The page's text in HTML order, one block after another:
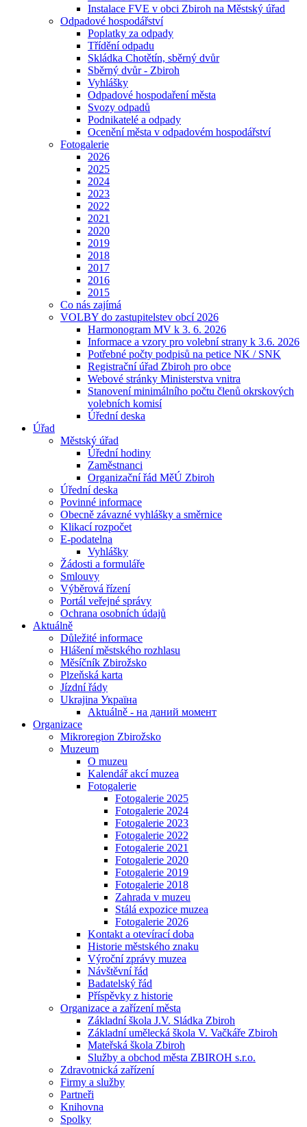
Instalace FVE v obci Zbiroh na Městský úřad
Odpadové hospodářství
Poplatky za odpady
Třídění odpadu
Skládka Chotětín, sběrný dvůr
Sběrný dvůr - Zbiroh
Vyhlášky
Odpadové hospodaření města
Svozy odpadů
Podnikatelé a odpady
Ocenění města v odpadovém hospodářství
Fotogalerie
2026
2025
2024
2023
2022
2021
2020
2019
2018
2017
2016
2015
Co nás zajímá
VOLBY do zastupitelstev obcí 2026
Harmonogram MV k 3. 6. 2026
Informace a vzory pro volební strany k 3.6. 2026
Potřebné počty podpisů na petice NK / SNK
Registrační úřad Zbiroh pro obce
Webové stránky Ministerstva vnitra
Stanovení minimálního počtu členů okrskových
volebních komisí
Úřední deska
Úřad
Městský úřad
Úřední hodiny
Zaměstnanci
Organizační řád MěÚ Zbiroh
Úřední deska
Povinné informace
Obecně závazné vyhlášky a směrnice
Klikací rozpočet
E-podatelna
Vyhlášky
Žádosti a formuláře
Smlouvy
Výběrová řízení
Portál veřejné správy
Ochrana osobních údajů
Aktuálně
Důležité informace
Hlášení městského rozhlasu
Měsíčník Zbirožsko
Plzeňská karta
Jízdní řády
Ukrajina Україна
Aktuálně - на даний момент
Organizace
Mikroregion Zbirožsko
Muzeum
O muzeu
Kalendář akcí muzea
Fotogalerie
Fotogalerie 2025
Fotogalerie 2024
Fotogalerie 2023
Fotogalerie 2022
Fotogalerie 2021
Fotogalerie 2020
Fotogalerie 2019
Fotogalerie 2018
Zahrada v muzeu
Stálá expozice muzea
Fotogalerie 2026
Kontakt a otevírací doba
Historie městského znaku
Výroční zprávy muzea
Návštěvní řád
Badatelský řád
Příspěvky z historie
Organizace a zařízení města
Základní škola J.V. Sládka Zbiroh
Základní umělecká škola V. Vačkáře Zbiroh
Mateřská škola Zbiroh
Služby a obchod města ZBIROH s.r.o.
Zdravotnická zařízení
Firmy a služby
Partneři
Knihovna
Spolky